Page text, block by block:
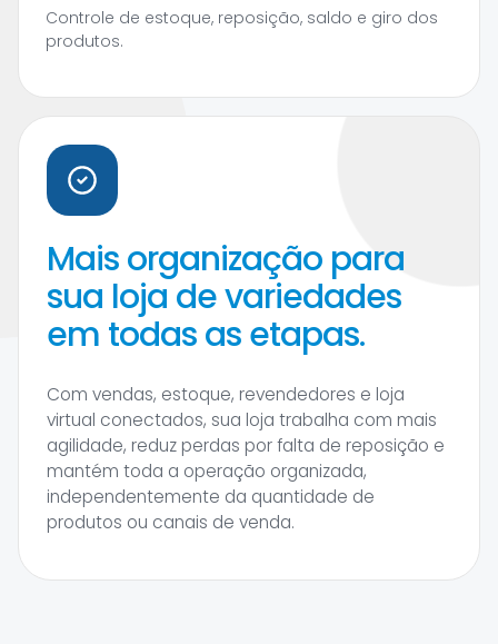
Controle de estoque, reposição, saldo e giro dos
produtos.
Mais organização para
sua loja de variedades
em todas as etapas.
Com vendas, estoque, revendedores e loja
virtual conectados, sua loja trabalha com mais
agilidade, reduz perdas por falta de reposição e
mantém toda a operação organizada,
independentemente da quantidade de
produtos ou canais de venda.